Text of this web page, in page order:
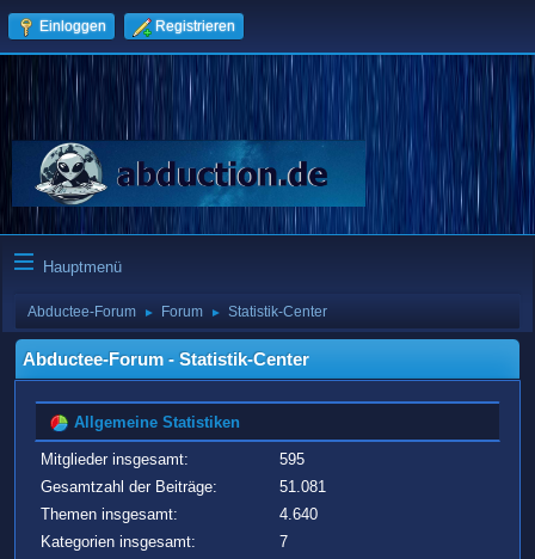
Einloggen Registrieren
Hauptmenü
Abductee-Forum ► Forum ► Statistik-Center
Abductee-Forum - Statistik-Center
Allgemeine Statistiken
Mitglieder insgesamt:
595
Gesamtzahl der Beiträge:
51.081
Themen insgesamt:
4.640
Kategorien insgesamt:
7